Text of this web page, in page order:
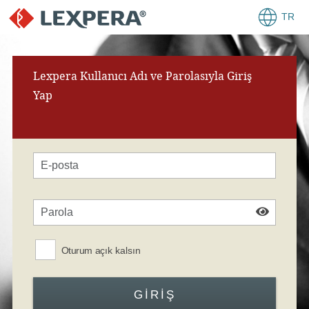
TR
Lexpera Kullanıcı Adı ve Parolasıyla Giriş
Yap
Oturum açık kalsın
GIRIŞ